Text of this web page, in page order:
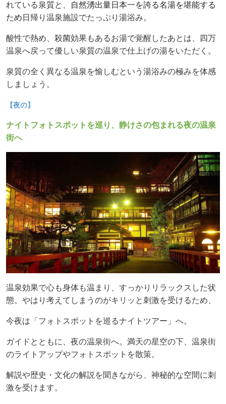
れている泉質と、
自然湧出量日本一を誇る名湯を堪能する
ため 日帰り温泉施設でたっぷり湯浴み。
酸性で熱め、殺菌効果もあるお湯で覚醒したあとは、四万
温泉へ戻って優しい泉質の温泉で仕上げの湯をいただく。
泉質の全く異なる温泉を愉しむという湯浴みの極みを体感
しましょう。
【夜の】
ナイトフォトスポットを巡り、静けさの包まれる夜の温泉
街へ
温泉効果で心も身体も温まり、すっかりリラックスした状
態。やはり考えてしまうのがキリッと刺激を受けるため、
今夜は「フォトスポットを巡るナイトツアー」へ。
ガイドとともに、夜の温泉街へ。満天の星空の下、温泉街
のライトアップやフォトスポットを散策。
解説や歴史・文化の解説を聞きながら、神秘的な空間に刺
激を受けます。